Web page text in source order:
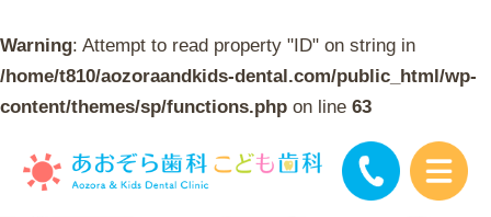
Warning: Attempt to read property "ID" on string in
/home/t810/aozoraandkids-dental.com/public_html/wp-
content/themes/sp/functions.php on line 63